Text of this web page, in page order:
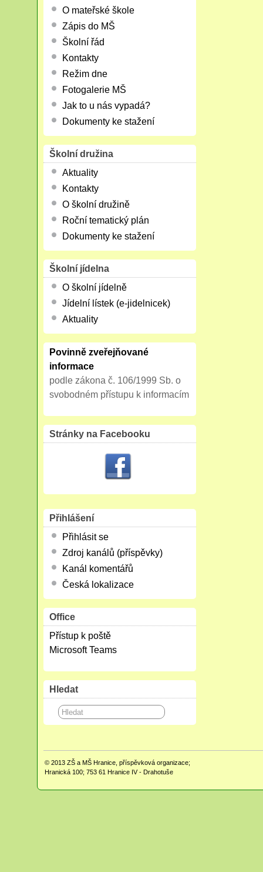
O mateřské škole
Zápis do MŠ
Školní řád
Kontakty
Režim dne
Fotogalerie MŠ
Jak to u nás vypadá?
Dokumenty ke stažení
Školní družina
Aktuality
Kontakty
O školní družině
Roční tematický plán
Dokumenty ke stažení
Školní jídelna
O školní jídelně
Jídelní lístek (e-jidelnicek)
Aktuality
Povinně zveřejňované
informace
podle zákona č. 106/1999 Sb. o
svobodném přístupu k informacím
Stránky na Facebooku
Přihlášení
Přihlásit se
Zdroj kanálů (příspěvky)
Kanál komentářů
Česká lokalizace
Office
Přístup k poště
Microsoft Teams
Hledat
© 2013 ZŠ a MŠ Hranice, příspěvková organizace;
Hranická 100; 753 61 Hranice IV - Drahotuše